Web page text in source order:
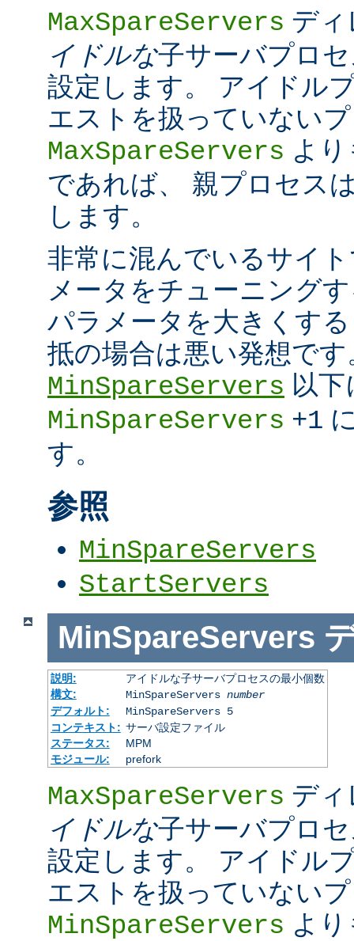
MaxSpareServers デ
イドルな子サーバプロ
設定します。 アイドル
エストを扱っていない
MaxSpareServers よ
であれば、 親プロセス
します。
非常に混んでいるサイ
メータをチューニング
パラメータを大きくす
抵の場合は悪い発想です
MinSpareServers 以
MinSpareServers +1
す。
参照
MinSpareServers
StartServers
MinSpareServers
説明:
アイドルな子サーバプロセスの最小個数
構文:
MinSpareServers number
デフォルト:
MinSpareServers 5
コンテキスト: サーバ設定ファイル
ステータス:
MPM
モジュール:
prefork
MaxSpareServers デ
イドルな子サーバプロ
設定します。 アイドル
エストを扱っていない
MinSpareServers よ